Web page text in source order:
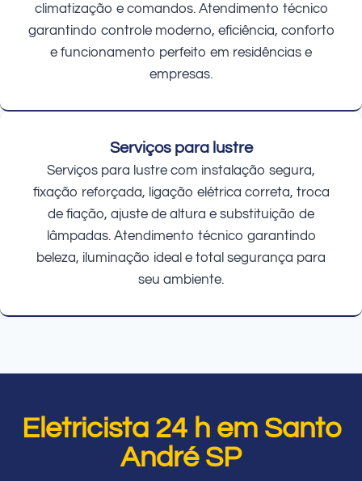
climatização e comandos. Atendimento técnico
garantindo controle moderno, eficiência, conforto
e funcionamento perfeito em residências e
empresas.
Serviços para lustre
Serviços para lustre com instalação segura,
fixação reforçada, ligação elétrica correta, troca
de fiação, ajuste de altura e substituição de
lâmpadas. Atendimento técnico garantindo
beleza, iluminação ideal e total segurança para
seu ambiente.
Eletricista 24 h em Santo
André SP